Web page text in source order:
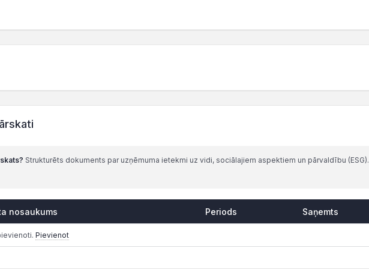
Strukturēts dokuments par uzņēmuma ietekmi uz vidi, sociālajiem aspektiem un pārvaldību (ESG).
nosaukums Periods Saņemts
Pievienot